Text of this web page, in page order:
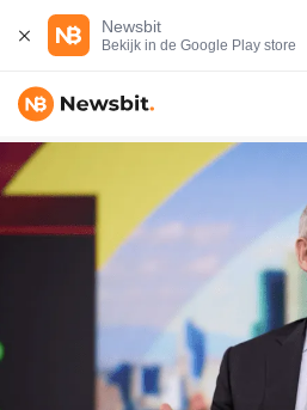
Newsbit
Bekijk in de Google Play store